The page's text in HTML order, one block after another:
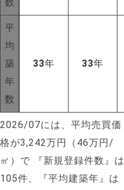
平
均
築
年
数
33年 33年
2026/07には、平均売買価
格が3,242万円（46万円/
㎡）で 『新規登録件数』は
105件、『平均建築年』は